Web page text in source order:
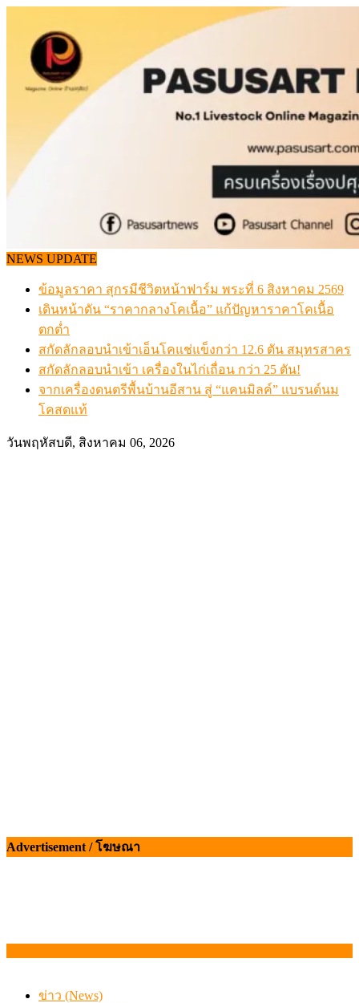
content
NEWS UPDATE
ข้อมูลราคา สุกรมีชีวิตหน้าฟาร์ม พระที่ 6 สิงหาคม 2569
เดินหน้าดัน “ราคากลางโคเนื้อ” แก้ปัญหาราคาโคเนื้อ
ตกต่ำ
สกัดลักลอบนำเข้าเอ็นโคแช่แข็งกว่า 12.6 ตัน สมุทรสาคร
สกัดลักลอบนำเข้า เครื่องในไก่เถื่อน กว่า 25 ตัน!
จากเครื่องดนตรีพื้นบ้านอีสาน สู่ “แคนมิลค์” แบรนด์นม
โคสดแท้
วันพฤหัสบดี, สิงหาคม 06, 2026
Advertisement / โฆษณา
ข่าว (News)